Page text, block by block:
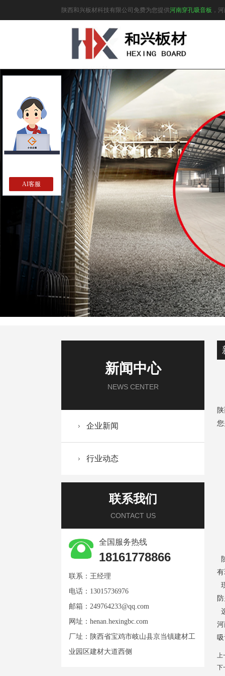
陕西和兴板材科技有限公司免费为您提供河南穿孔吸音板 ，
新闻中心
NEWS CENTER
企业新闻
行业动态
联系我们
CONTACT US
全国服务热线
18161778866
联系：王经理
电话：13015736976
邮箱： 249764233@qq.com
网址： henan.hexingbc.com
厂址：陕西省宝鸡市岐山县京当镇建材工
业园区建材大道西侧
上
下
AI客服